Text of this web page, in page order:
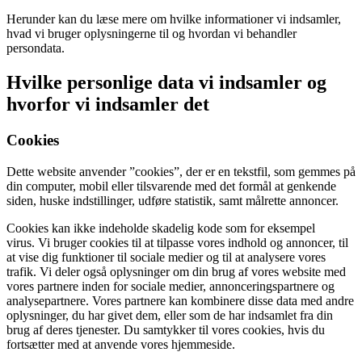
Herunder kan du læse mere om hvilke informationer vi indsamler,
hvad vi bruger oplysningerne til og hvordan vi behandler
persondata.
Hvilke personlige data vi indsamler og
hvorfor vi indsamler det
Cookies
Dette website anvender ”cookies”, der er en tekstfil, som gemmes på
din computer, mobil eller tilsvarende med det formål at genkende
siden, huske indstillinger, udføre statistik, samt målrette annoncer.
Cookies kan ikke indeholde skadelig kode som for eksempel
virus. Vi bruger cookies til at tilpasse vores indhold og annoncer, til
at vise dig funktioner til sociale medier og til at analysere vores
trafik. Vi deler også oplysninger om din brug af vores website med
vores partnere inden for sociale medier, annonceringspartnere og
analysepartnere. Vores partnere kan kombinere disse data med andre
oplysninger, du har givet dem, eller som de har indsamlet fra din
brug af deres tjenester. Du samtykker til vores cookies, hvis du
fortsætter med at anvende vores hjemmeside.